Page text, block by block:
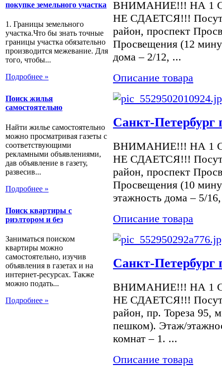
покупке земельного участка
1. Границы земельного
участка.Что бы знать точные
границы участка обязательно
производится межевание. Для
того, чтобы...
Подробнее »
Поиск жилья
самостоятельно
Найти жилье самостоятельно
можно просматривая газеты с
соответствующими
рекламными объявлениями,
дав объявление в газету,
развесив...
Подробнее »
Поиск квартиры с
риэлтором и без
Заниматься поиском
квартиры можно
самостоятельно, изучив
объявления в газетах и на
интернет-ресурсах. Также
можно подать...
Подробнее »
ВНИМАНИЕ!!! НА 1
НЕ СДАЕТСЯ!!!
район, проспект
Просвещения (12
дома – 2/12, ...
Описание товара
Санкт-Петербург
ВНИМАНИЕ!!! НА 1
НЕ СДАЕТСЯ!!!
район, проспект
Просвещения (10
этажность дома – 5/
Описание товара
Санкт-Петербург
ВНИМАНИЕ!!! НА 1
НЕ СДАЕТСЯ!!!
район, пр. Тореза 95,
пешком). Этаж/
комнат – 1. ...
Описание товара